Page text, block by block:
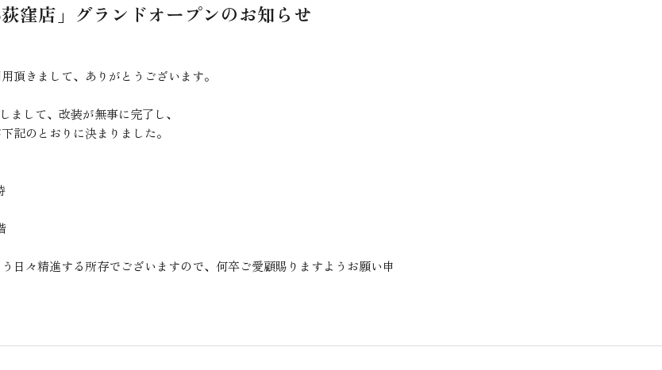
窪店」グランドオープンのお知らせ
頂きまして、ありがとうございます。
まして、改装が無事に完了し、
記のとおりに決まりました。
日々精進する所存でございますので、何卒ご愛顧賜りますようお願い申